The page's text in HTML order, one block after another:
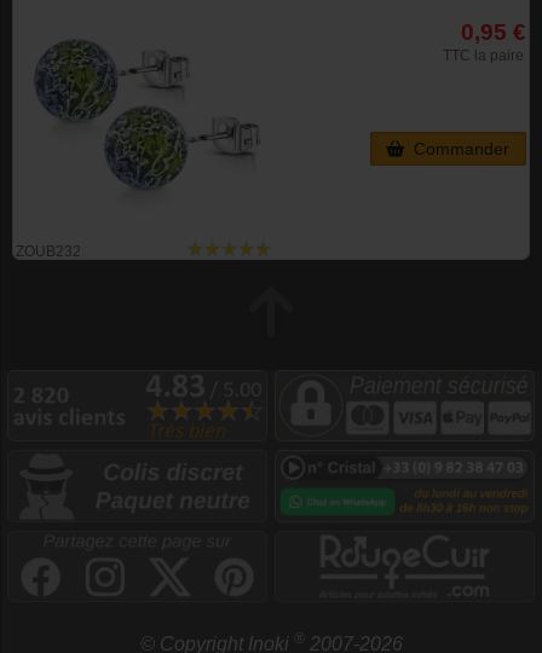
ZOUB232
0,95 €
TTC la paire
Commander
© Copyright Inoki ® 2007-2026